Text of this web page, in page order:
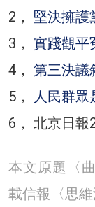
2， 堅決擁護
3， 實踐觀平
4， 第三決議
5，
人民群眾
6， 北京日報
本文原題〈
載信報〈思